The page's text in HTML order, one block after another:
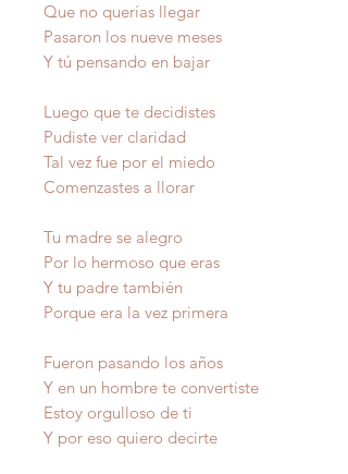
Que no querías llegar
Pasaron los nueve meses
Y tú pensando en bajar
Luego que te decidistes
Pudiste ver claridad
Tal vez fue por el miedo
Comenzastes a llorar
Tu madre se alegro
Por lo hermoso que eras
Y tu padre también
Porque era la vez primera
Fueron pasando los años
Y en un hombre te convertiste
Estoy orgulloso de ti
Y por eso quiero decirte